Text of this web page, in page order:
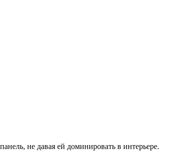
не давая ей доминировать в интерьере.